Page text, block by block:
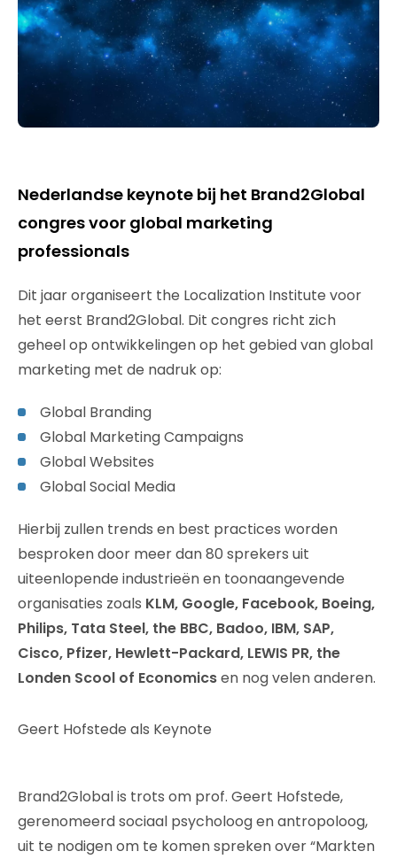
Nederlandse keynote bij het Brand2Global
congres voor global marketing
professionals
Dit jaar organiseert the Localization Institute voor
het eerst Brand2Global. Dit congres richt zich
geheel op ontwikkelingen op het gebied van global
marketing met de nadruk op:
Global Branding
Global Marketing Campaigns
Global Websites
Global Social Media
Hierbij zullen trends en best practices worden
besproken door meer dan 80 sprekers uit
uiteenlopende industrieën en toonaangevende
organisaties zoals KLM, Google, Facebook, Boeing,
Philips, Tata Steel, the BBC, Badoo, IBM, SAP,
Cisco, Pfizer, Hewlett-Packard, LEWIS PR, the
Londen Scool of Economicsen nog velen anderen.
Geert Hofstede als Keynote
Brand2Global is trots om prof. Geert Hofstede,
gerenomeerd sociaal psycholoog en antropoloog,
uit te nodigen om te komen spreken over “Markten